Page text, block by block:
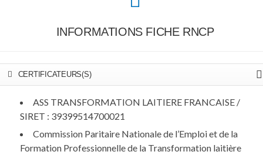
INFORMATIONS FICHE RNCP
CERTIFICATEURS(S)
ASS TRANSFORMATION LAITIERE FRANCAISE /
SIRET : 39399514700021
Commission Paritaire Nationale de l’Emploi et de la
Formation Professionnelle de la Transformation laitière